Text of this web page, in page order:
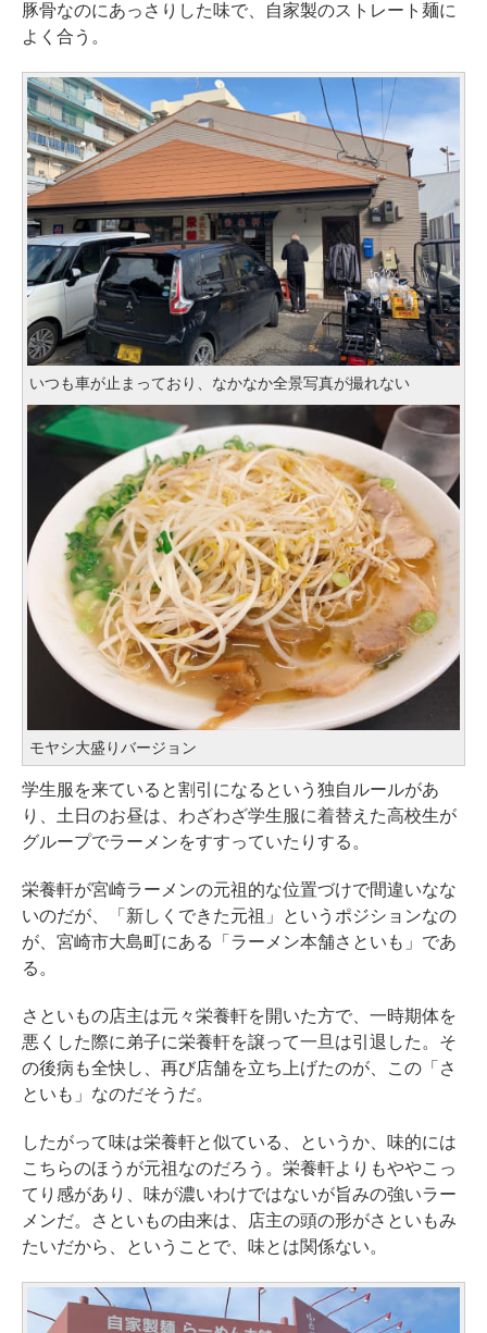
豚骨なのにあっさりした味で、自家製のストレート麺に
よく合う。
いつも車が止まっており、なかなか全景写真が撮れない
モヤシ大盛りバージョン
学生服を来ていると割引になるという独自ルールがあ
り、土日のお昼は、わざわざ学生服に着替えた高校生が
グループでラーメンをすすっていたりする。
栄養軒が宮崎ラーメンの元祖的な位置づけで間違いなな
いのだが、「新しくできた元祖」というポジションなの
が、宮崎市大島町にある「ラーメン本舗さといも」であ
る。
さといもの店主は元々栄養軒を開いた方で、一時期体を
悪くした際に弟子に栄養軒を譲って一旦は引退した。そ
の後病も全快し、再び店舗を立ち上げたのが、この「さ
といも」なのだそうだ。
したがって味は栄養軒と似ている、というか、味的には
こちらのほうが元祖なのだろう。栄養軒よりもややこっ
てり感があり、味が濃いわけではないが旨みの強いラー
メンだ。さといもの由来は、店主の頭の形がさといもみ
たいだから、ということで、味とは関係ない。